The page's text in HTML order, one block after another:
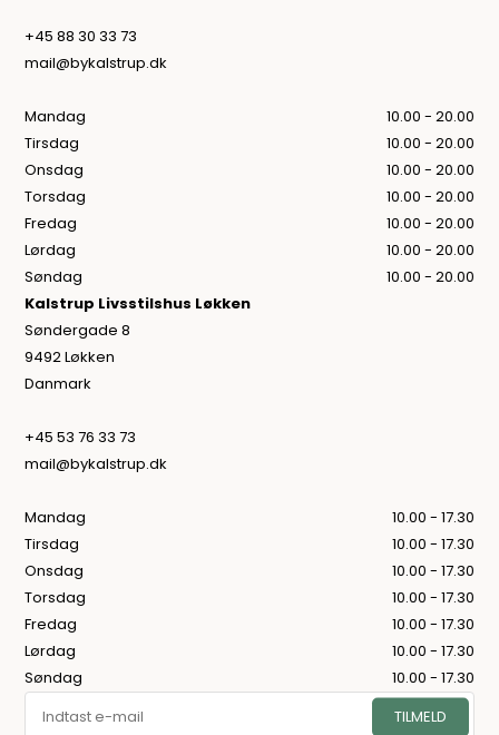
+45 88 30 33 73
mail@bykalstrup.dk
Mandag
10.00 - 20.00
Tirsdag
10.00 - 20.00
Onsdag
10.00 - 20.00
Torsdag
10.00 - 20.00
Fredag
10.00 - 20.00
Lørdag
10.00 - 20.00
Søndag
10.00 - 20.00
Kalstrup Livsstilshus Løkken
Søndergade 8
9492 Løkken
Danmark
+45 53 76 33 73
mail@bykalstrup.dk
Mandag
10.00 - 17.30
Tirsdag
10.00 - 17.30
Onsdag
10.00 - 17.30
Torsdag
10.00 - 17.30
Fredag
10.00 - 17.30
Lørdag
10.00 - 17.30
Søndag
10.00 - 17.30